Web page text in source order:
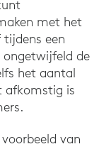
met het
een
de
het aantal
afkomstig is
van